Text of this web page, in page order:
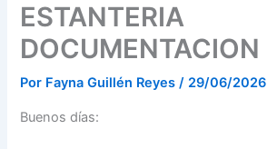
ESTANTERIA
DOCUMENTACION
Por Fayna Guillén Reyes/ 29/06/2026
Buenos días: